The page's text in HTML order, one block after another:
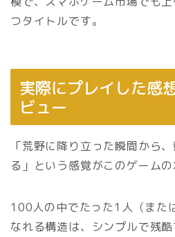
つタイトルです。
実際にプレイした感
ビュー
「荒野に降り立った瞬間から
る」という感覚がこのゲームの
100人の中でたった1人（また
なれる構造は、シンプルで残